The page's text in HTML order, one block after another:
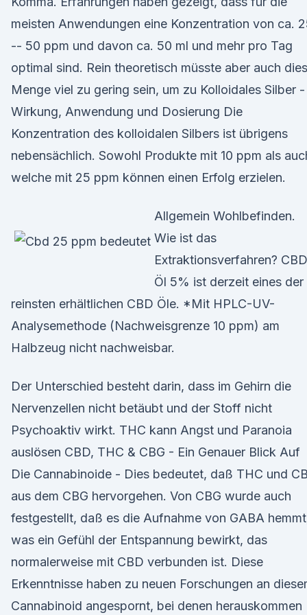
meisten Anwendungen eine Konzentration von ca.
-- 50 ppm und davon ca. 50 ml und mehr pro Tag
optimal sind. Rein theoretisch müsste aber auch
Menge viel zu gering sein, um zu Kolloidales Silber -
Wirkung, Anwendung und Dosierung Die
Konzentration des kolloidalen Silbers ist übrigens
nebensächlich. Sowohl Produkte mit 10 ppm als
welche mit 25 ppm können einen Erfolg erzielen.
Allgemein Wohlbefinden.
Wie ist das
Extraktionsverfahren? CBD
Öl 5% ist derzeit eines der
reinsten erhältlichen CBD Öle. *Mit HPLC-UV-
Analysemethode (Nachweisgrenze 10 ppm) am
Halbzeug nicht nachweisbar.
Der Unterschied besteht darin, dass im Gehirn die
Nervenzellen nicht betäubt und der Stoff nicht
Psychoaktiv wirkt. THC kann Angst und Paranoia
auslösen CBD, THC & CBG - Ein Genauer Blick Auf
Die Cannabinoide - Dies bedeutet, daß THC und
aus dem CBG hervorgehen. Von CBG wurde auch
festgestellt, daß es die Aufnahme von GABA
was ein Gefühl der Entspannung bewirkt, das
normalerweise mit CBD verbunden ist. Diese
Erkenntnisse haben zu neuen Forschungen an
Cannabinoid angespornt, bei denen herauskommen